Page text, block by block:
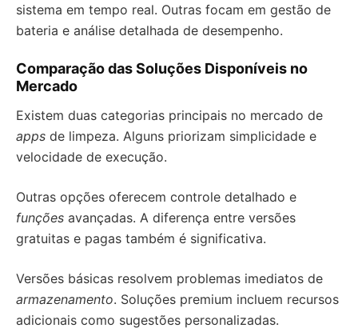
sistema em tempo real. Outras focam em gestão de
bateria e análise detalhada de desempenho.
Comparação das Soluções Disponíveis no
Mercado
Existem duas categorias principais no mercado de
apps de limpeza. Alguns priorizam simplicidade e
velocidade de execução.
Outras opções oferecem controle detalhado e
funções avançadas. A diferença entre versões
gratuitas e pagas também é significativa.
Versões básicas resolvem problemas imediatos de
armazenamento. Soluções premium incluem recursos
adicionais como sugestões personalizadas.